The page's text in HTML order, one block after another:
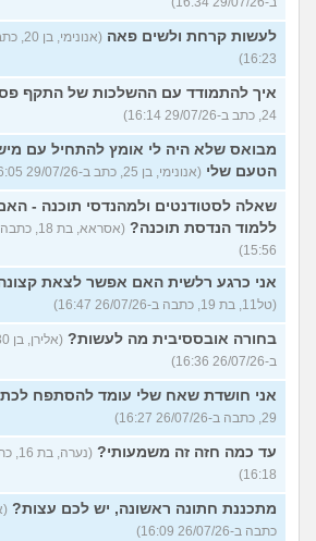
לעשות קרחת ולשים פאה
16:23)
איך להתמודד עם ההשלכות של התקף
24, כתב ב-29/07/26 16:14)
מבואס שלא היה לי אומץ להתחיל עם
הטעם שלי (אנונימי, בן 25, כתב ב-29/07/26 16:05)
שאלה לסטודנטים ולמהנדסי תוכנה - האם
ללמוד הנדסת תוכנה?
15:56)
אני כרגע רלשית האם אפשר לצאת
(טל11, בת 19, כתבה ב-26/07/26 16:47)
בחורה אובססיבית מה לעשות?
ב-26/07/26 16:36)
אני חושדת שאח שלי עומד להסתפח לכת
29, כתבה ב-26/07/26 16:27)
עד כמה חזה זה משמעותי?
16:18)
מתכננת חתונה ראשונה, יש לכם עצות?
כתבה ב-26/07/26 16:09)